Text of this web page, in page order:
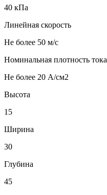
40 кПа
Линейная скорость
Не более 50 м/с
Номинальная плотность тока
Не более 20 А/см2
Высота
15
Ширина
30
Глубина
45